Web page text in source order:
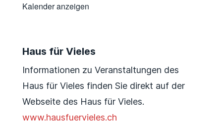
Kalender anzeigen
Haus für Vieles
Informationen zu Veranstaltungen des
Haus für Vieles finden Sie direkt auf der
Webseite des Haus für Vieles.
www.hausfuervieles.ch